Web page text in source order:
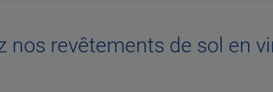
nos revêtements de sol en